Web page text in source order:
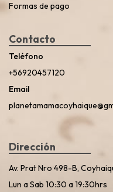
Formas de pago
Contacto
Teléfono
+56920457120
Email
Dirección
Av. Prat Nro 498-B,
Lun a Sab 10:30 a 19:30hrs